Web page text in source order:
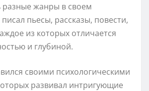
разные жанры в своем
пьесы, рассказы, повести,
из которых отличается
и глубиной.
своими психологическими
развивал интригующие